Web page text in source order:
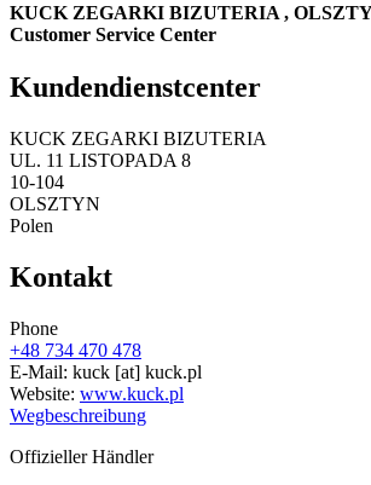
KUCK ZEGARKI BIZUTERIA ,
Customer Service Center
Kundendienstcenter
KUCK ZEGARKI BIZUTERIA
UL. 11 LISTOPADA 8
10-104
OLSZTYN
Polen
Kontakt
Phone
+48 734 470 478
E-Mail: kuck [at] kuck.pl
Website: www.kuck.pl
Wegbeschreibung
Offizieller Händler